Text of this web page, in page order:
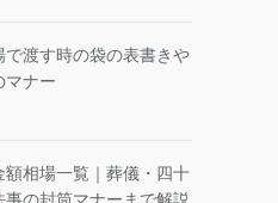
で渡す時の袋の表書きや
マナー
額相場一覧｜葬儀・四十